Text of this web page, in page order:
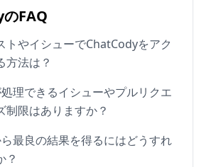
FAQ
トやイシューでChatCodyをアク
方法は？
理できるイシューやプルリクエ
制限はありますか？
最良の結果を得るにはどうすれ
？